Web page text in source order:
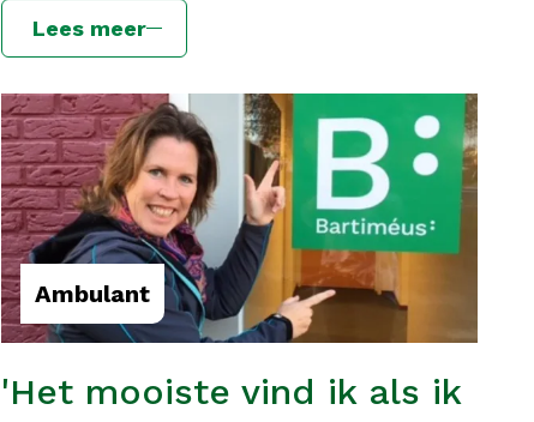
Lees meer
'Het mooiste vind ik als ik
Ambulant